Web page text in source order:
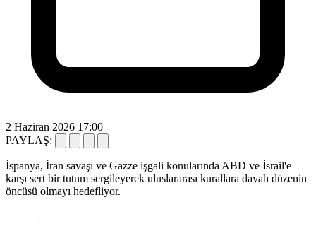
2 Haziran 2026 17:00
PAYLAŞ:
İspanya, İran savaşı ve Gazze işgali konularında ABD ve İsrail'e
karşı sert bir tutum sergileyerek uluslararası kurallara dayalı düzenin
öncüsü olmayı hedefliyor.